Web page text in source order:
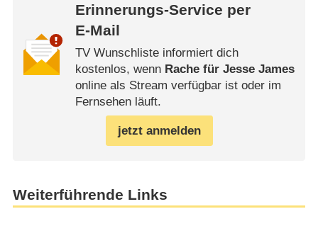
Erinnerungs-Service per
E-Mail
TV Wunschliste informiert dich
kostenlos, wenn Rache für Jesse James
online als Stream verfügbar ist oder im
Fernsehen läuft.
jetzt anmelden
Weiterführende Links